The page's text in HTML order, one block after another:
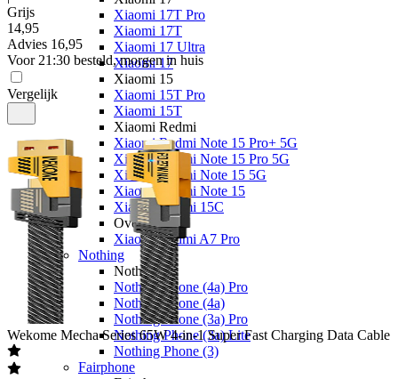
Xiaomi 17T Pro
Xiaomi 17T
Xiaomi 17 Ultra
Xiaomi 17
Xiaomi 15
Xiaomi 15T Pro
Xiaomi 15T
Xiaomi Redmi
Xiaomi Redmi Note 15 Pro+ 5G
Xiaomi Redmi Note 15 Pro 5G
Xiaomi Redmi Note 15 5G
Xiaomi Redmi Note 15
Xiaomi Redmi 15C
Overige
Xiaomi Redmi A7 Pro
Nothing
Nothing
Nothing Phone (4a) Pro
Nothing Phone (4a)
Nothing Phone (3a) Pro
Nothing Phone (3a) Lite
Nothing Phone (3)
Fairphone
Grijs
14,95
Advies 16,95
Voor 21:30 besteld, morgen in huis
Vergelijk
Wekome Mecha Series 65W 4-in-1 Super Fast Charging Data Cable